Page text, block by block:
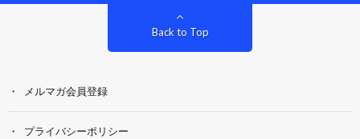
Back to Top
メルマガ会員登録
プライバシーポリシー